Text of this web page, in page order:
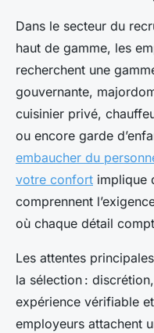
Dans le secteur du
haut de gamme, les
recherchent une
gouvernante,
cuisinier privé,
ou encore garde
embaucher du
votre confort implique
comprennent
où chaque détail
Les attentes
la sélection :
expérience vérifiable
employeurs attachent